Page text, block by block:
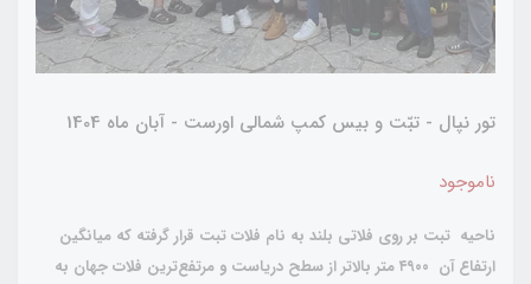
تور نپال - تبّت و بیس کمپ شمالی اورست - آبان ماه 1404
ناموجود
ناحیه تبت بر روی فلاتی بلند به نام فلات تبت قرار گرفته که میانگین
ارتفاع آن ۴۹۰۰ متر بالاتر از سطح دریاست و مرتفع‌ترین فلات جهان به